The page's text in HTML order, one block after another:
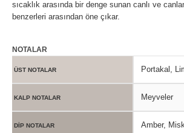
sıcaklık arasında bir denge sunan canlı ve
benzerleri arasından öne çıkar.
NOTALAR
ÜST NOTALAR Portakal,
KALP NOTALAR Meyveler
DİP NOTALAR Amber,